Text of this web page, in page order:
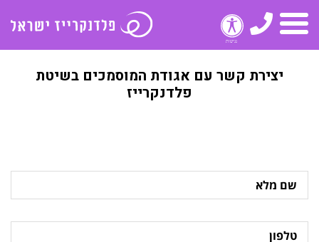
תפריט
טלפון
יצירת קשר עם אגודת המוסמכים בשיטת
פלדנקרייז
מלא
טלפון